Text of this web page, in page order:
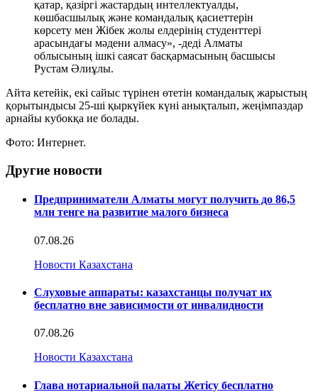
қатар, қазіргі жастардың интеллектуалды,
көшбасшылық және командалық қасиеттерін
көрсету мен Жібек жолы елдерінің студенттері
арасындағы мәдени алмасу», -деді Алматы
облысының ішкі саясат басқармасының басшысы
Рустам Әлиұлы.
Айта кетейік, екі сайыс түрінен өтетін командалық жарыстың
қорытындысы 25-ші қыркүйек күні анықталып, жеңімпаздар
арнайы кубокқа ие болады.
Фото: Интернет.
Другие новости
Предприниматели Алматы могут получить до 86,5
млн тенге на развитие малого бизнеса
07.08.26
Новости Казахстана
Слуховые аппараты: казахстанцы получат их
бесплатно вне зависимости от инвалидности
07.08.26
Новости Казахстана
Глава нотариальной палаты Жетісу бесплатно